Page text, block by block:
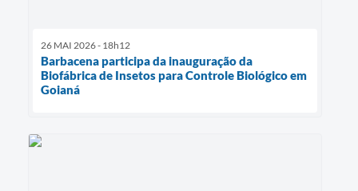
26 MAI 2026 - 18h12
Barbacena participa da inauguração da
Biofábrica de Insetos para Controle Biológico em
Goianá